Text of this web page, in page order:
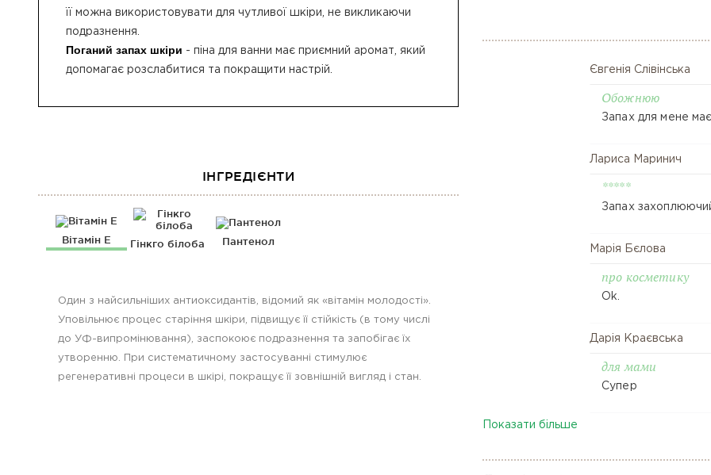
її можна використовувати для чутливої шкіри, не викликаючи
подразнення.
Поганий запах шкіри - піна для ванни має приємний аромат, який
допомагає розслабитися та покращити настрій.
ІНГРЕДІЄНТИ
Вітамін E Гінкго білоба Пантенол
Один з найсильніших антиоксидантів, відомий як «вітамін молодості».
Уповільнює процес старіння шкіри, підвищує її стійкість (в тому числі
до УФ-випромінювання), заспокоює подразнення та запобігає їх
утворенню. При систематичному застосуванні стимулює
регенеративні процеси в шкірі, покращує її зовнішній вигляд і стан.
Євгенія Слівінська
Обожнюю
Запах для мене
Лариса Маринич
*****
Запах
Марія Бєлова
про косметику
Ok.
Дарія Краєвська
для мами
Супер
демократична
Показати більше